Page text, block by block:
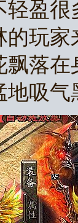
轻盈
的玩
飘落在
地吸气